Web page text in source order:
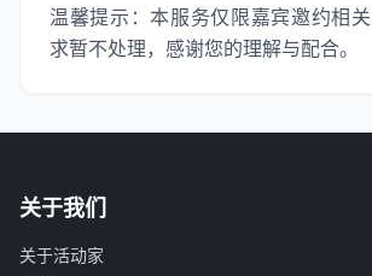
温馨提示：本服务仅限嘉宾邀约相
求暂不处理，感谢您的理解与配合。
关于我们
关于活动家